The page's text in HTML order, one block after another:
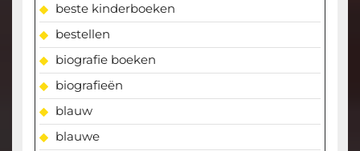
beste kinderboeken
bestellen
biografie boeken
biografieën
blauw
blauwe